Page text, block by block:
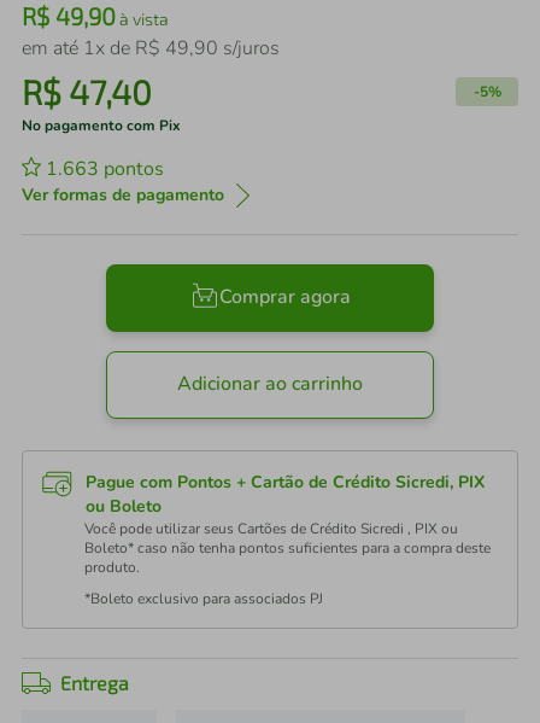
R$ 49,90à vista
em até 1x de R$ 49,90 s/juros
R$ 47,40 -5%
No pagamento com Pix
1.663 pontos
Ver formas de pagamento
Comprar agora
Adicionar ao carrinho
Pague com Pontos + Cartão de Crédito Sicredi, PIX
ou Boleto
Você pode utilizar seus Cartões de Crédito Sicredi , PIX ou
Boleto* caso não tenha pontos suficientes para a compra deste
produto.
*Boleto exclusivo para associados PJ
Entrega